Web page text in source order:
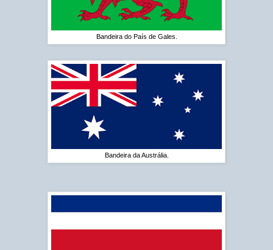
Bandeira do País de Gales.
Bandeira da Austrália.